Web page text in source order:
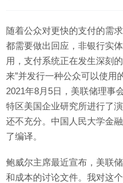
随着公众对更快的支付的需
都需要做出回应，非银行实
用，支付系统正在发生深刻
来”并发行一种公众可以使用
2021年8月5日，美联储理事
特区美国企业研究所进行了
还不充分。中国人民大学金
了编译。
鲍威尔主席最近宣布，美联
和成本的讨论文件。我对这